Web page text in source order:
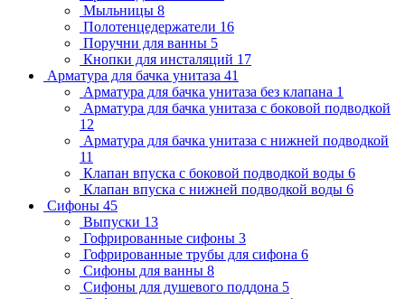
Мыльницы 8
Полотенцедержатели 16
Поручни для ванны 5
Кнопки для инсталяций 17
Арматура для бачка унитаза 41
Арматура для бачка унитаза без клапана 1
Арматура для бачка унитаза с боковой подводкой
12
Арматура для бачка унитаза с нижней подводкой
11
Клапан впуска с боковой подводкой воды 6
Клапан впуска с нижней подводкой воды 6
Сифоны 45
Выпуски 13
Гофрированные сифоны 3
Гофрированные трубы для сифона 6
Сифоны для ванны 8
Сифоны для душевого поддона 5